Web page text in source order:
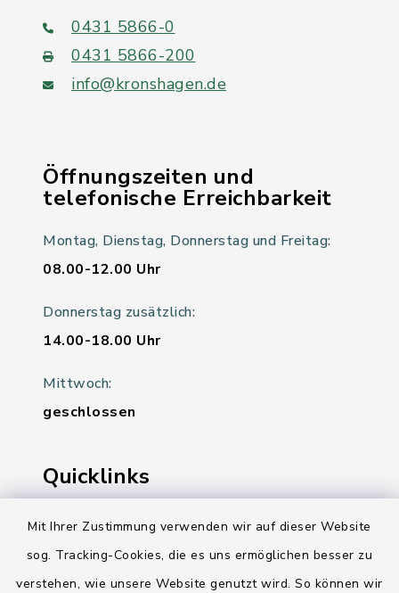
Mit Ihrer Zustimmung verwenden wir auf dieser Website
sog. Tracking-Cookies, die es uns ermöglichen besser zu
verstehen, wie unsere Website genutzt wird. So können wir
0431 5866-0
0431 5866-200
info@kronshagen.de
Öffnungszeiten und
telefonische Erreichbarkeit
Montag, Dienstag, Donnerstag und Freitag:
08.00-12.00 Uhr
Donnerstag zusätzlich:
14.00-18.00 Uhr
Mittwoch:
geschlossen
Quicklinks
Ihre Behördennummer 115
Landesregierung Schleswig-Holstein